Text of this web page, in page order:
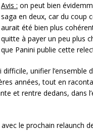
Avis : on peut bien
saga en deux, car du coup
aurait été bien plus
quitte à payer un peu plus
que Panini publie cette
unifier
années, tout en
et rentre dedans, dans
le prochain relaunch